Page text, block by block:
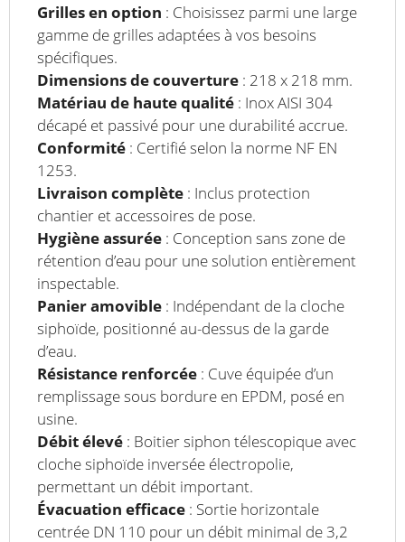
Grilles en option : Choisissez parmi une large
gamme de grilles adaptées à vos besoins
spécifiques.
Dimensions de couverture : 218 x 218 mm.
Matériau de haute qualité : Inox AISI 304
décapé et passivé pour une durabilité accrue.
Conformité : Certifié selon la norme NF EN
1253.
Livraison complète : Inclus protection
chantier et accessoires de pose.
Hygiène assurée : Conception sans zone de
rétention d’eau pour une solution entièrement
inspectable.
Panier amovible : Indépendant de la cloche
siphoïde, positionné au-dessus de la garde
d’eau.
Résistance renforcée : Cuve équipée d’un
remplissage sous bordure en EPDM, posé en
usine.
Débit élevé : Boitier siphon télescopique avec
cloche siphoïde inversée électropolie,
permettant un débit important.
Évacuation efficace : Sortie horizontale
centrée DN 110 pour un débit minimal de 3,2